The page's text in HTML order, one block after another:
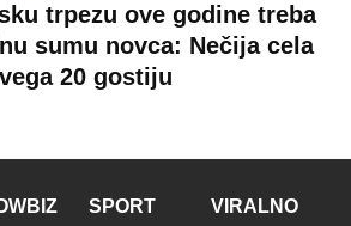
trpezu ove godine treba
sumu novca: Nečija cela
20 gostiju
SPORT VIRALNO